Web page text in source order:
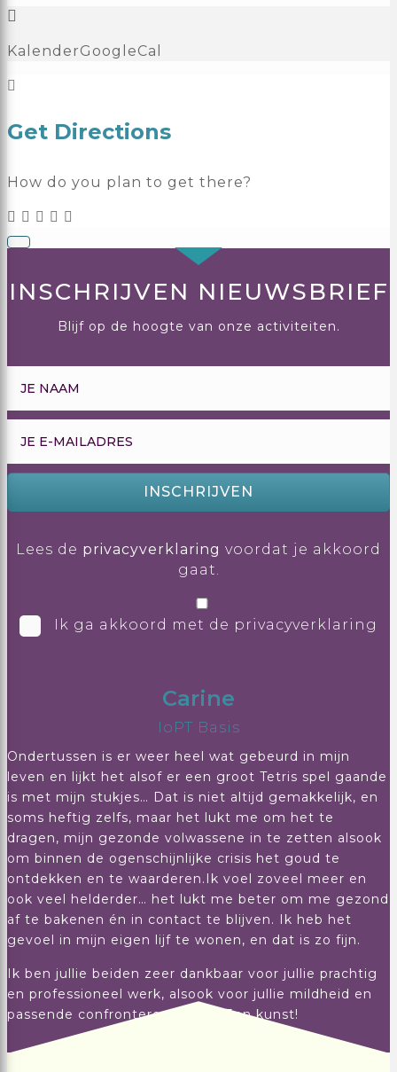
KalenderGoogleCal
Get Directions
How do you plan to get there?
INSCHRIJVEN NIEUWSBRIEF
Blijf op de hoogte van onze activiteiten.
INSCHRIJVEN
Lees de privacyverklaring voordat je akkoord
gaat.
Ik ga akkoord met de privacyverklaring
Carine
IoPT Basis
Ondertussen is er weer heel wat gebeurd in mijn
leven en lijkt het alsof er een groot Tetris spel gaande
is met mijn stukjes… Dat is niet altijd gemakkelijk, en
soms heftig zelfs, maar het lukt me om het te
dragen, mijn gezonde volwassene in te zetten alsook
om binnen de ogenschijnlijke crisis het goud te
ontdekken en te waarderen.Ik voel zoveel meer en
ook veel helderder… het lukt me beter om me gezond
af te bakenen én in contact te blijven. Ik heb het
gevoel in mijn eigen lijf te wonen, en dat is zo fijn.
Ik ben jullie beiden zeer dankbaar voor jullie prachtig
en professioneel werk, alsook voor jullie mildheid en
passende confronterende stijl. Een kunst!